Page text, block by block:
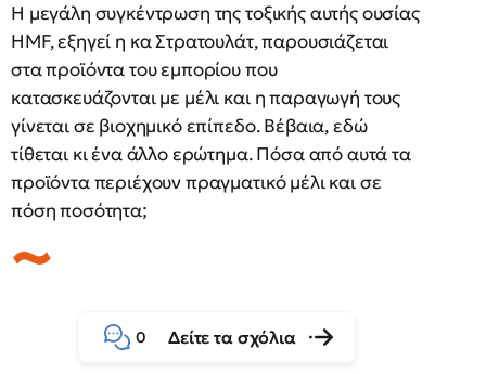
H μεγάλη συγκέντρωση της τοξικής αυτής ουσίας
HMF, εξηγεί η κα Στρατουλάτ, παρουσιάζεται
στα προϊόντα του εμπορίου που
κατασκευάζονται με μέλι και η παραγωγή τους
γίνεται σε βιοχημικό επίπεδο. Βέβαια, εδώ
τίθεται κι ένα άλλο ερώτημα. Πόσα από αυτά τα
προϊόντα περιέχουν πραγματικό μέλι και σε
πόση ποσότητα;
0 Δείτε τα σχόλια